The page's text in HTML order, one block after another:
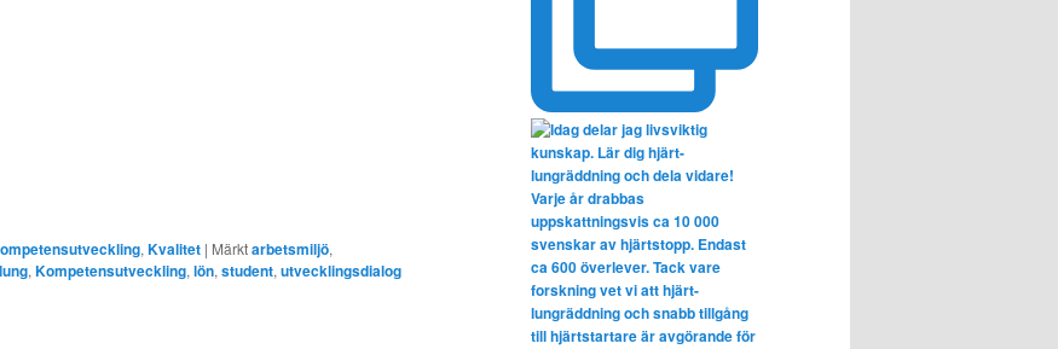
, Kvalitet | Märktarbetsmiljö,
, Kompetensutveckling, lön, student, utvecklingsdialog